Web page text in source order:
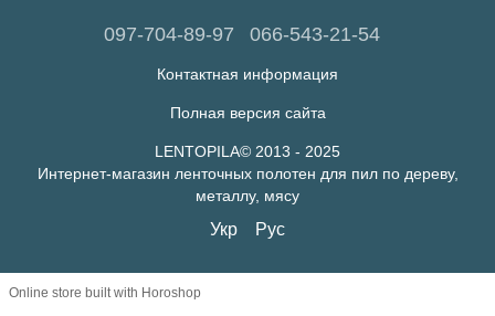
097-704-89-97 066-543-21-54
Контактная информация
Полная версия сайта
LENTOPILA© 2013 - 2025
Интернет-магазин ленточных полотен для пил по дереву,
металлу, мясу
Укр Рус
Online store built with Horoshop